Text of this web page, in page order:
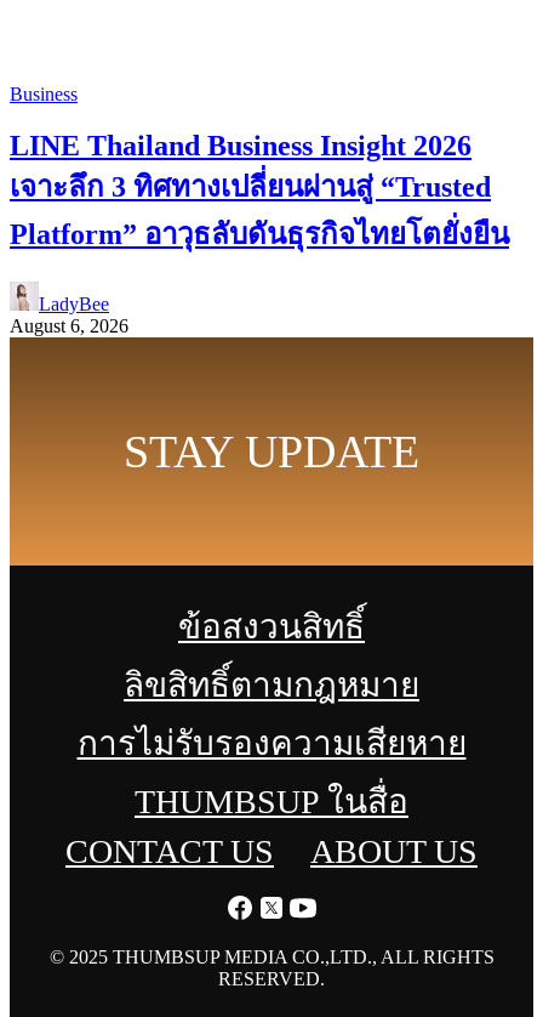
Business
LINE Thailand Business Insight 2026
เจาะลึก 3 ทิศทางเปลี่ยนผ่านสู่ “Trusted
Platform” อาวุธลับดันธุรกิจไทยโตยั่งยืน
LadyBee
August 6, 2026
STAY UPDATE
ข้อสงวนสิทธิ์
ลิขสิทธิ์ตามกฎหมาย
การไม่รับรองความเสียหาย
THUMBSUP ในสื่อ
CONTACT US
ABOUT US
© 2025 THUMBSUP MEDIA CO.,LTD., ALL RIGHTS
RESERVED.